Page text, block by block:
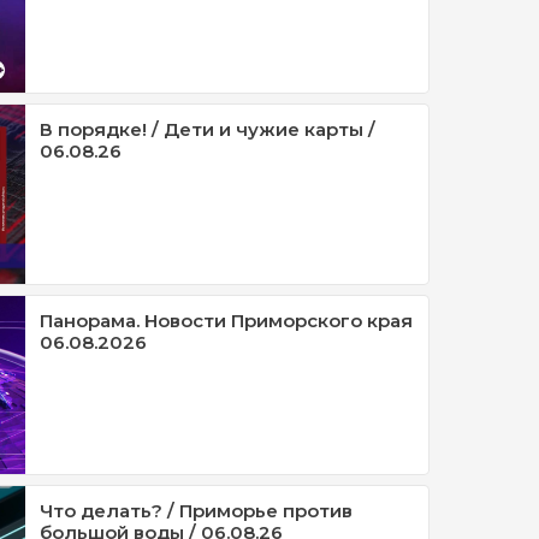
В порядке! / Дети и чужие карты /
06.08.26
Панорама. Новости Приморского края
06.08.2026
Что делать? / Приморье против
большой воды / 06.08.26